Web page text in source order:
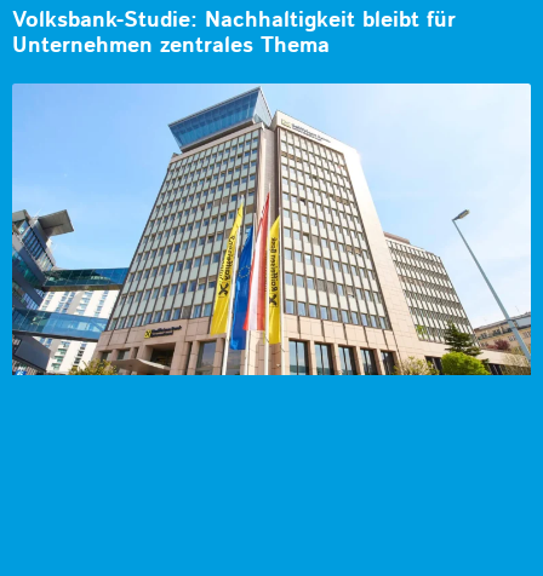
Volksbank-Studie: Nachhaltigkeit bleibt für
Unternehmen zentrales Thema